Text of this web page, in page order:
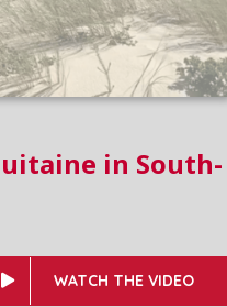
in South-
WATCH THE VIDEO